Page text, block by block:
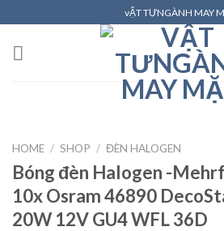
to
content
vẬT TƯNGÀNH MAY
HOME / SHOP / ĐÈN HALOGEN
Bóng đèn Halogen -
10x Osram 46890
20W 12V GU4 WFL 36D